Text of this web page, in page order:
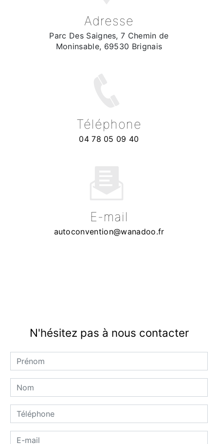
Adresse
Parc Des Saignes, 7 Chemin de
Moninsable, 69530 Brignais
Téléphone
04 78 05 09 40
E-mail
autoconvention@wanadoo.fr
N'hésitez pas à nous contacter